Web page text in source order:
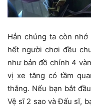
Hẳn chúng ta còn
hết người chơi đều
như bản đồ chính 4
vị xe tăng có tầm
thắng. Nếu bạn bắt
Vệ sĩ 2 sao và Đấu sĩ,